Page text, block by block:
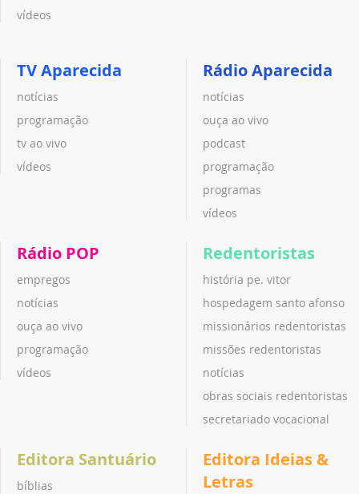
vídeos
TV Aparecida
notícias
programação
tv ao vivo
vídeos
Rádio Aparecida
notícias
ouça ao vivo
podcast
programação
programas
vídeos
Rádio POP
empregos
notícias
ouça ao vivo
programação
vídeos
Redentoristas
história pe. vitor
hospedagem santo afonso
missionários redentoristas
missões redentoristas
notícias
obras sociais redentoristas
secretariado vocacional
Editora Santuário
bíblias
Editora Ideias &
Letras